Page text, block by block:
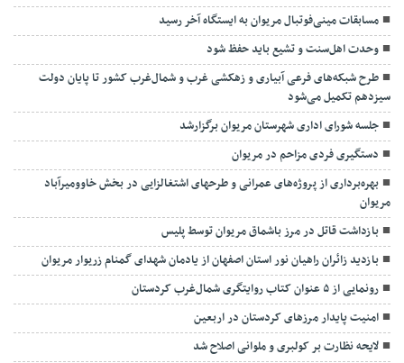
مسابقات مینی‌فوتبال مریوان به ایستگاه آخر رسید
وحدت اهل‌سنت و تشیع باید حفظ شود
طرح شبکه‌های فرعی آبیاری و زهکشی غرب و شمال‌غرب کشور تا پایان دولت
سیزدهم تکمیل می‌شود
جلسه شورای اداری شهرستان مریوان برگزارشد
دستگیری فردی مزاحم در مریوان
بهره‌برداری از پروژه‌های عمرانی و طرحهای اشتغالزایی در بخش خاوومیرآباد
مریوان
بازداشت قاتل در مرز باشماق مریوان توسط پلیس
بازدید زائران راهیان نور استان اصفهان از یادمان شهدای گمنام زریوار مریوان
رونمایی از ۵ عنوان کتاب روایتگری شمال‌غرب کردستان
امنیت پایدار مرزهای کردستان در اربعین
لایحه نظارت بر کولبری و ملوانی اصلاح شد